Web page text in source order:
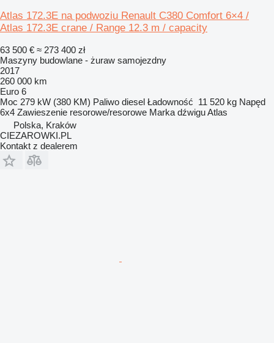
Atlas 172.3E na podwoziu Renault C380 Comfort 6×4 /
Atlas 172.3E crane / Range 12.3 m / capacity
63 500 € ≈ 273 400 zł
Maszyny budowlane - żuraw samojezdny
2017
260 000 km
Euro 6
Moc 279 kW (380 KM) Paliwo diesel Ładowność 11 520 kg Napęd
6x4 Zawieszenie resorowe/resorowe Marka dźwiguAtlas
Polska, Kraków
CIEZAROWKI.PL
Kontakt z dealerem